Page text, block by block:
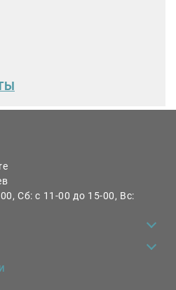
Сб: с 11-00 до 15-00, Вс: